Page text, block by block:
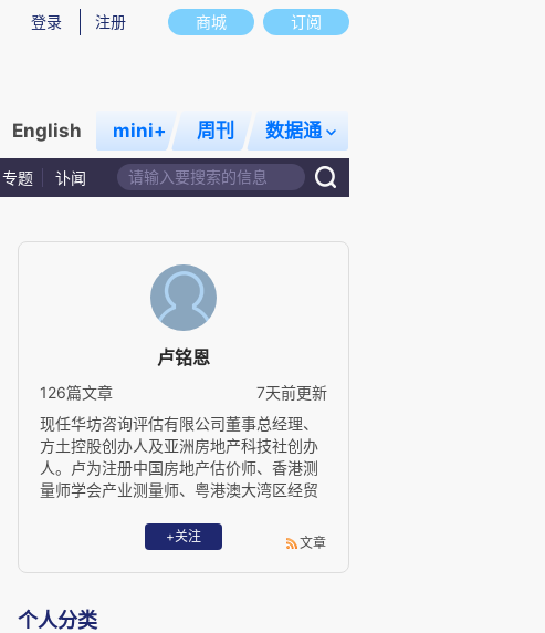
商城 订阅
登录 注册
English mini+ 周刊 数据通
专题 讣闻
卢铭恩
126篇文章
7天前更新
现任华坊咨询评估有限公司董事总经理、
方土控股创办人及亚洲房地产科技社创办
人。卢为注册中国房地产估价师、香港测
量师学会产业测量师、粤港澳大湾区经贸
酒店及旅遊管理学院兼职助理教授及香港
大学SPACE中国商业学院客席讲师。曾为
跨国测量师行高级董事，兼任上海地区估
地产融投咨询及评估业务，曾处理超过60
+关注 文章
个人分类